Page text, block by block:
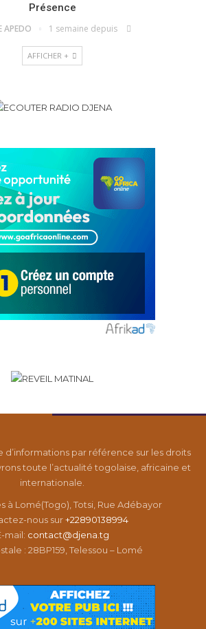
Présence
APEDO 1 semaine depuis
AFFICHER +
d’informations par référence sur les droits
toute l’actualité togolaise, africaine et
internationale.
à Lomé(Togo), Totsi, Rue Adébayor
nous sur+22890138994
mail: contact@djena.tg
: 28BP159, Telessou – Lomé